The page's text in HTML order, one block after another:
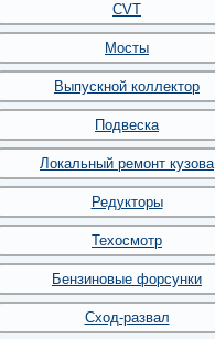
CVT
Мосты
Выпускной коллектор
Подвеска
Локальный ремонт кузова
Редукторы
Техосмотр
Бензиновые форсунки
Сход-развал